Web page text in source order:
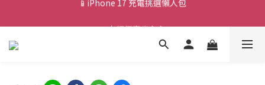
💰新會員送 $88 購物金